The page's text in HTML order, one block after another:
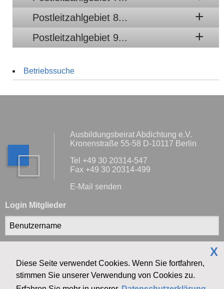
Diese Seite verwendet Cookies. Wenn Sie fortfahren,
stimmen Sie unserer Verwendung von Cookies zu.
X
Postleitzahlgebiet 8...
Postleitzahlgebiet 9...
Betriebssuche
Ausbildungsbeirat Abdichtung e.V.
Kronenstraße 55-58 D-10117 Berlin
Tel +49 30 20314-547
Fax +49 30 20314-499
E-Mail senden
Login Mitglieder
Anmelden